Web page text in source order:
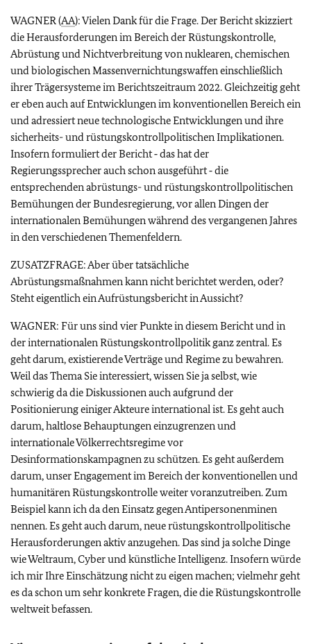
WAGNER (AA): Vielen Dank für die Frage. Der Bericht skizziert
die Herausforderungen im Bereich der Rüstungskontrolle,
Abrüstung und Nichtverbreitung von nuklearen, chemischen
und biologischen Massenvernichtungswaffen einschließlich
ihrer Trägersysteme im Berichtszeitraum 2022. Gleichzeitig geht
er eben auch auf Entwicklungen im konventionellen Bereich ein
und adressiert neue technologische Entwicklungen und ihre
sicherheits- und rüstungskontrollpolitischen Implikationen.
Insofern formuliert der Bericht ‑ das hat der
Regierungssprecher auch schon ausgeführt ‑ die
entsprechenden abrüstungs- und rüstungskontrollpolitischen
Bemühungen der Bundesregierung, vor allen Dingen der
internationalen Bemühungen während des vergangenen Jahres
in den verschiedenen Themenfeldern.
ZUSATZFRAGE: Aber über tatsächliche
Abrüstungsmaßnahmen kann nicht berichtet werden, oder?
Steht eigentlich ein Aufrüstungsbericht in Aussicht?
WAGNER: Für uns sind vier Punkte in diesem Bericht und in
der internationalen Rüstungskontrollpolitik ganz zentral. Es
geht darum, existierende Verträge und Regime zu bewahren.
Weil das Thema Sie interessiert, wissen Sie ja selbst, wie
schwierig da die Diskussionen auch aufgrund der
Positionierung einiger Akteure international ist. Es geht auch
darum, haltlose Behauptungen einzugrenzen und
internationale Völkerrechtsregime vor
Desinformationskampagnen zu schützen. Es geht außerdem
darum, unser Engagement im Bereich der konventionellen und
humanitären Rüstungskontrolle weiter voranzutreiben. Zum
Beispiel kann ich da den Einsatz gegen Antipersonenminen
nennen. Es geht auch darum, neue rüstungskontrollpolitische
Herausforderungen aktiv anzugehen. Das sind ja solche Dinge
wie Weltraum, Cyber und künstliche Intelligenz. Insofern würde
ich mir Ihre Einschätzung nicht zu eigen machen; vielmehr geht
es da schon um sehr konkrete Fragen, die die Rüstungskontrolle
weltweit befassen.